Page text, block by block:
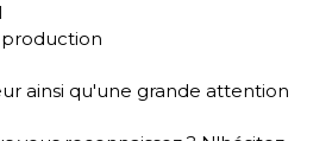
ainsi qu'une grande attention